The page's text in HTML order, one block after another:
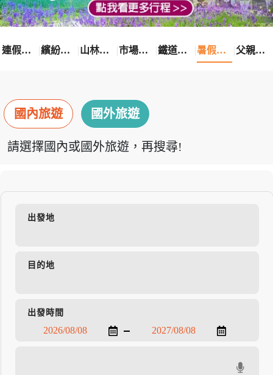
連假卡位趣 繽紛花漾季 山林輕旅行 市場最低價 鐵道觀光之旅 暑假熱賣中 父親節優惠
國內旅遊 國外旅遊
請選擇國內或國外旅遊，再搜尋!
出發地
目的地
出發時間